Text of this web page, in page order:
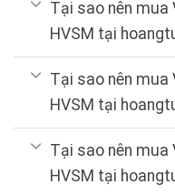
Tại sao nên mua
HVSM tại
Tại sao nên mua
HVSM tại
Tại sao nên mua
HVSM tại